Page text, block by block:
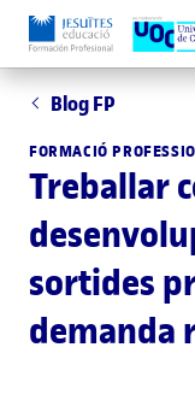
Blog FP
FORMACIÓ
Treballar
sortides
demanda